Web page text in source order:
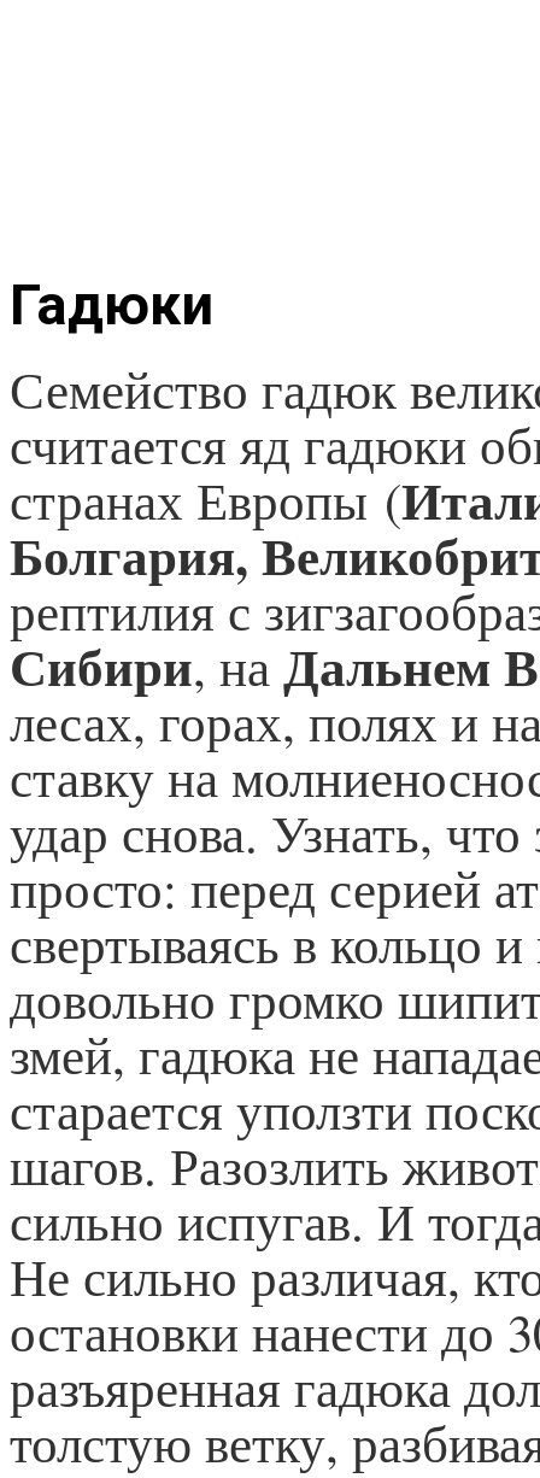
Гадюки
Семейство гадюк
считается яд гадюки
странах Европы (
Болгария,
рептилия с
Сибири, наДальнем
лесах, горах, полях и
ставку на
удар снова. Узнать,
просто: перед серией
свертываясь в кольцо
довольно громко
змей, гадюка не
старается уползти
шагов. Разозлить
сильно испугав. И
Не сильно различая,
остановки нанести до
разъяренная гадюка
толстую ветку,